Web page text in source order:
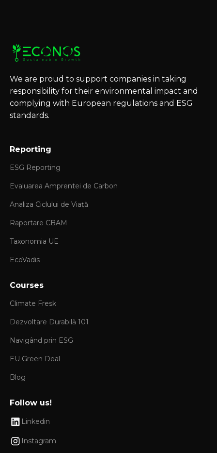
We are proud to support companies in taking
responsibility for their environmental impact and
complying with European regulations and ESG
standards.
Reporting
ESG Reporting
Evaluarea Amprentei de Carbon
Analiza Ciclului de Viață
Raportare CBAM
Taxonomia UE
EcoVadis
Courses
Climate Fresk
Dezvoltare Durabilă 101
Navigând prin ESG
EU Green Deal
Blog
Follow us!
Linkedin
Instagram